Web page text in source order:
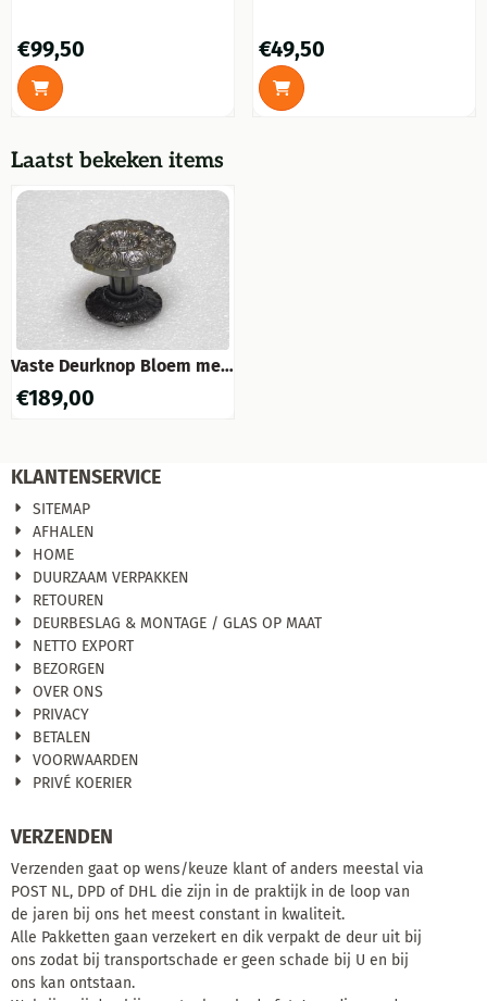
en edel!! (Vaste knop.)
Prijs: 99,50
€99,50 Prijs: 49,50
€49,50
Laatst bekeken items
Vaste Deurknop Bloem met
Rozet - Donker Gepatineerd
Messing
€189,00
KLANTENSERVICE
SITEMAP
AFHALEN
HOME
DUURZAAM VERPAKKEN
RETOUREN
DEURBESLAG & MONTAGE / GLAS OP MAAT
NETTO EXPORT
BEZORGEN
OVER ONS
PRIVACY
BETALEN
VOORWAARDEN
PRIVÉ KOERIER
VERZENDEN
Verzenden gaat op wens/keuze klant of anders meestal via
POST NL, DPD of DHL die zijn in de praktijk in de loop van
de jaren bij ons het meest constant in kwaliteit.
Alle Pakketten gaan verzekert en dik verpakt de deur uit bij
ons zodat bij transportschade er geen schade bij U en bij
ons kan ontstaan.